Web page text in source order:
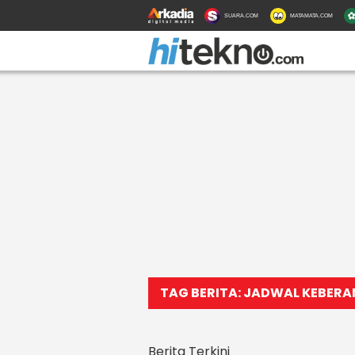
SUARA.COM MATAMATA.COM
TAG BERITA: JADWAL